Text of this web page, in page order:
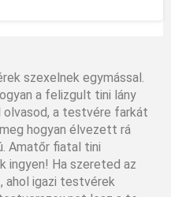
szexelnek egymással.
a felizgult tini lány
a testvére farkát
hogyan élvezett rá
Amatőr fiatal tini
ingyen! Ha szereted az
ahol igazi testvérek